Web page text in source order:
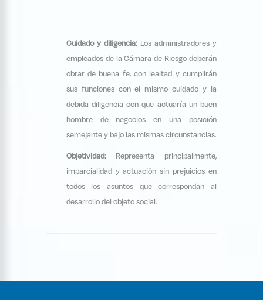
Cuidado y diligencia:Los administradores y
empleados de la Cámara de Riesgo deberán
obrar de buena fe, con lealtad y cumplirán
sus funciones con el mismo cuidado y la
debida diligencia con que actuaría un buen
hombre de negocios en una posición
semejante y bajo las mismas circunstancias.
Objetividad:Representa principalmente,
imparcialidad y actuación sin prejuicios en
todos los asuntos que correspondan al
desarrollo del objeto social.